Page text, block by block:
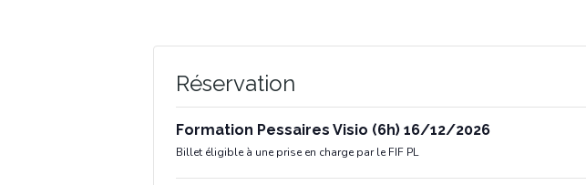
Réservation
Formation Pessaires Visio (6h) 16/12/2026
Billet éligible à une prise en charge par le FIF PL